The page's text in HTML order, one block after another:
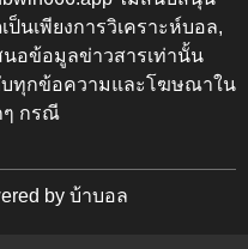
นเพียงการวิเคราะห์บอล,
นอข้อมูลข่าวสารเท่านั้น
บทุกข้อความและโฆษณาใน
ๆ กรณี
by บ้าบอล